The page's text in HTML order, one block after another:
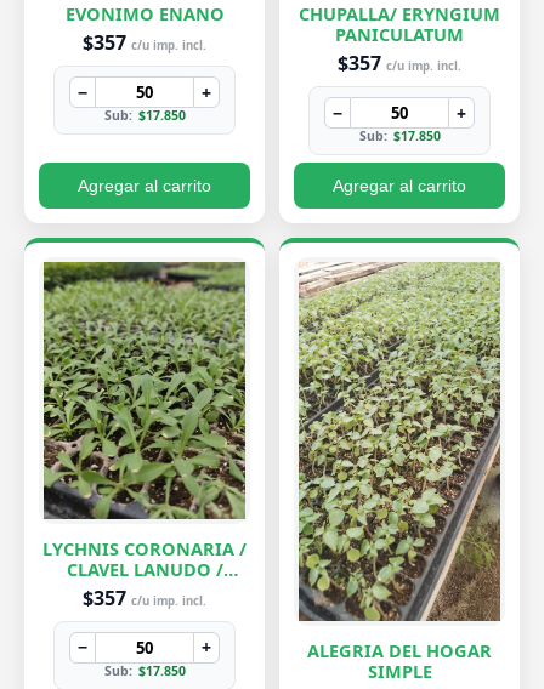
EVONIMO ENANO
$357 c/u imp. incl.
− +
Sub: $17.850
Agregar al carrito
CHUPALLA/ ERYNGIUM
PANICULATUM
$357 c/u imp. incl.
− +
Sub: $17.850
Agregar al carrito
LYCHNIS CORONARIA /
CLAVEL LANUDO /
ABUELA
$357 c/u imp. incl.
− +
Sub: $17.850
ALEGRIA DEL HOGAR
SIMPLE